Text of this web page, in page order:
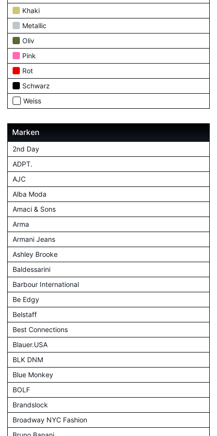
Khaki
Metallic
Oliv
Pink
Rot
Schwarz
Weiss
Marken
2nd Day
ADPT.
AJC
Alba Moda
Amaci & Sons
Arma
Armani Jeans
Ashley Brooke
Baldessarini
Barbour International
Be Edgy
Belstaff
Best Connections
Blauer.USA
BLK DNM
Blue Monkey
BOLF
Brandslock
Broadway NYC Fashion